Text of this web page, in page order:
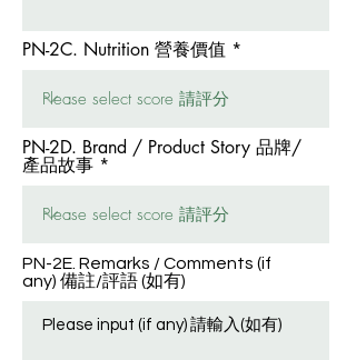
PN-2C. Nutrition 營養價值
PN-2D. Brand / Product Story 品牌/
產品故事
PN-2E. Remarks / Comments (if
any) 備註/評語 (如有)